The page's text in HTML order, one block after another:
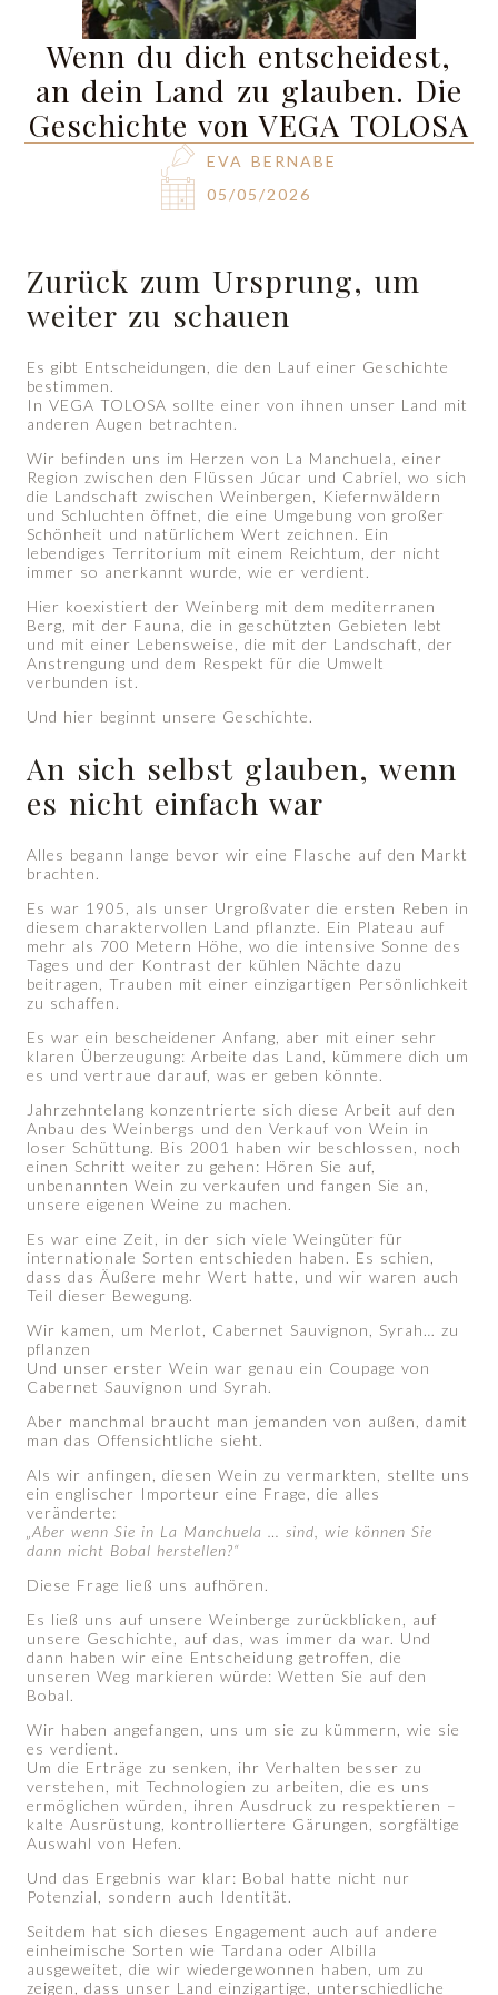
Wenn du dich entscheidest,
an dein Land zu glauben. Die
Geschichte von VEGA TOLOSA
EVA BERNABE
05/05/2026
Zurück zum Ursprung, um
weiter zu schauen
Es gibt Entscheidungen, die den Lauf einer Geschichte
bestimmen.
In VEGA TOLOSA sollte einer von ihnen unser Land mit
anderen Augen betrachten.
Wir befinden uns im Herzen von La Manchuela, einer
Region zwischen den Flüssen Júcar und Cabriel, wo sich
die Landschaft zwischen Weinbergen, Kiefernwäldern
und Schluchten öffnet, die eine Umgebung von großer
Schönheit und natürlichem Wert zeichnen. Ein
lebendiges Territorium mit einem Reichtum, der nicht
immer so anerkannt wurde, wie er verdient.
Hier koexistiert der Weinberg mit dem mediterranen
Berg, mit der Fauna, die in geschützten Gebieten lebt
und mit einer Lebensweise, die mit der Landschaft, der
Anstrengung und dem Respekt für die Umwelt
verbunden ist.
Und hier beginnt unsere Geschichte.
An sich selbst glauben, wenn
es nicht einfach war
Alles begann lange bevor wir eine Flasche auf den Markt
brachten.
Es war 1905, als unser Urgroßvater die ersten Reben in
diesem charaktervollen Land pflanzte. Ein Plateau auf
mehr als 700 Metern Höhe, wo die intensive Sonne des
Tages und der Kontrast der kühlen Nächte dazu
beitragen, Trauben mit einer einzigartigen Persönlichkeit
zu schaffen.
Es war ein bescheidener Anfang, aber mit einer sehr
klaren Überzeugung: Arbeite das Land, kümmere dich um
es und vertraue darauf, was er geben könnte.
Jahrzehntelang konzentrierte sich diese Arbeit auf den
Anbau des Weinbergs und den Verkauf von Wein in
loser Schüttung. Bis 2001 haben wir beschlossen, noch
einen Schritt weiter zu gehen: Hören Sie auf,
unbenannten Wein zu verkaufen und fangen Sie an,
unsere eigenen Weine zu machen.
Es war eine Zeit, in der sich viele Weingüter für
internationale Sorten entschieden haben. Es schien,
dass das Äußere mehr Wert hatte, und wir waren auch
Teil dieser Bewegung.
Wir kamen, um Merlot, Cabernet Sauvignon, Syrah… zu
pflanzen
Und unser erster Wein war genau ein Coupage von
Cabernet Sauvignon und Syrah.
Aber manchmal braucht man jemanden von außen, damit
man das Offensichtliche sieht.
Als wir anfingen, diesen Wein zu vermarkten, stellte uns
ein englischer Importeur eine Frage, die alles
veränderte:
„Aber wenn Sie in La Manchuela … sind, wie können Sie
dann nicht Bobal herstellen?“
Diese Frage ließ uns aufhören.
Es ließ uns auf unsere Weinberge zurückblicken, auf
unsere Geschichte, auf das, was immer da war. Und
dann haben wir eine Entscheidung getroffen, die
unseren Weg markieren würde: Wetten Sie auf den
Bobal.
Wir haben angefangen, uns um sie zu kümmern, wie sie
es verdient.
Um die Erträge zu senken, ihr Verhalten besser zu
verstehen, mit Technologien zu arbeiten, die es uns
ermöglichen würden, ihren Ausdruck zu respektieren –
kalte Ausrüstung, kontrolliertere Gärungen, sorgfältige
Auswahl von Hefen.
Und das Ergebnis war klar: Bobal hatte nicht nur
Potenzial, sondern auch Identität.
Seitdem hat sich dieses Engagement auch auf andere
einheimische Sorten wie Tardana oder Albilla
ausgeweitet, die wir wiedergewonnen haben, um zu
zeigen, dass unser Land einzigartige, unterschiedliche